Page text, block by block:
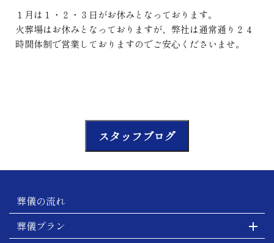
１月は１・２・３日がお休みとなっております。
火葬場はお休みとなっておりますが、弊社は通常通り２４
時間体制で営業しておりますのでご安心くださいませ。
スタッフブログ
葬儀の流れ
葬儀プラン